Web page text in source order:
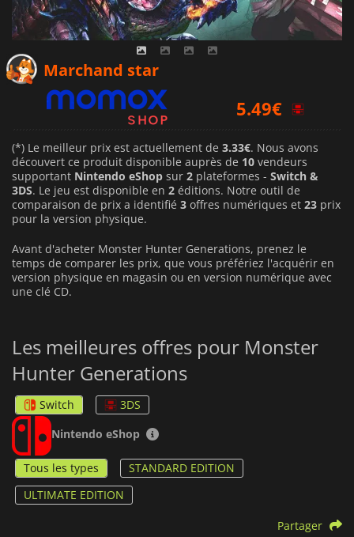
Marchand star
5.49€
9.95€
(*) Le meilleur prix est actuellement de 3.33€. Nous avons
découvert ce produit disponible auprès de 10 vendeurs
supportant Nintendo eShop sur 2 plateformes - Switch &
3DS. Le jeu est disponible en 2 éditions. Notre outil de
comparaison de prix a identifié 3 offres numériques et 23 prix
pour la version physique.
Avant d'acheter Monster Hunter Generations, prenez le
temps de comparer les prix, que vous préfériez l'acquérir en
version physique en magasin ou en version numérique avec
une clé CD.
Les meilleures offres pour Monster
Hunter Generations
Switch
3DS
Nintendo eShop
Tous les types
STANDARD EDITION
ULTIMATE EDITION
Partager